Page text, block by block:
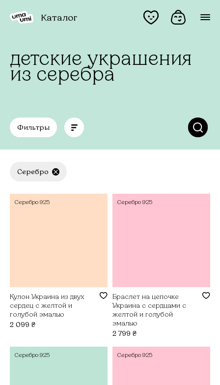
Каталог
детские украшения
из серебра
Фильтры
Серебро
Серебро 925
Кулон Украина из двух
сердец с желтой и
голубой эмалью
2 099 ₴
Серебро 925
Браслет на цепочке
Украина с сердцами с
желтой и голубой
эмалью
2 799 ₴
Серебро 925 Серебро 925